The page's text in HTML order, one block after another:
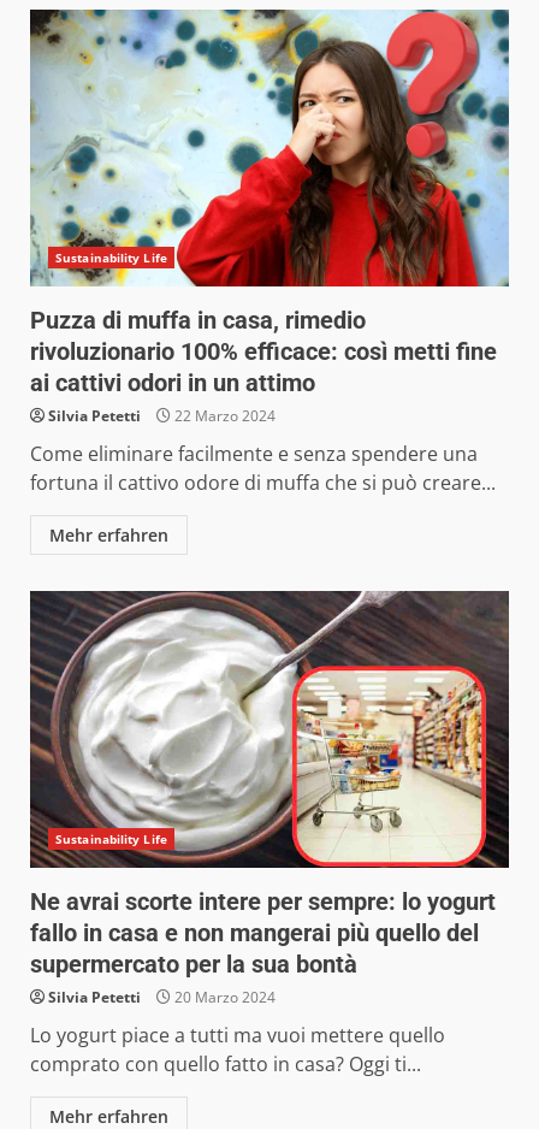
Sustainability Life
Puzza di muffa in casa, rimedio
rivoluzionario 100% efficace: così metti fine
ai cattivi odori in un attimo
Silvia Petetti 22 Marzo 2024
Come eliminare facilmente e senza spendere una
fortuna il cattivo odore di muffa che si può creare...
Mehr erfahren
Sustainability Life
Ne avrai scorte intere per sempre: lo yogurt
fallo in casa e non mangerai più quello del
supermercato per la sua bontà
Silvia Petetti 20 Marzo 2024
Lo yogurt piace a tutti ma vuoi mettere quello
comprato con quello fatto in casa? Oggi ti...
Mehr erfahren